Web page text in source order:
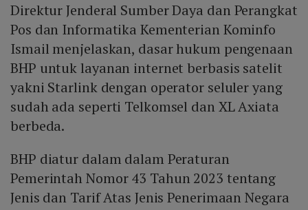
Direktur Jenderal Sumber Daya dan Perangkat
Pos dan Informatika Kementerian Kominfo
Ismail menjelaskan, dasar hukum pengenaan
BHP untuk layanan internet berbasis satelit
yakni Starlink dengan operator seluler yang
sudah ada seperti Telkomsel dan XL Axiata
berbeda.
BHP diatur dalam dalam Peraturan
Pemerintah Nomor 43 Tahun 2023 tentang
Jenis dan Tarif Atas Jenis Penerimaan Negara